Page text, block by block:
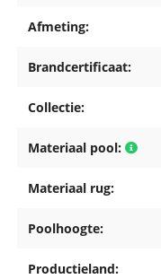
Afmeting:
Brandcertificaat:
Collectie:
Materiaal pool:
Materiaal rug:
Poolhoogte:
Productieland: